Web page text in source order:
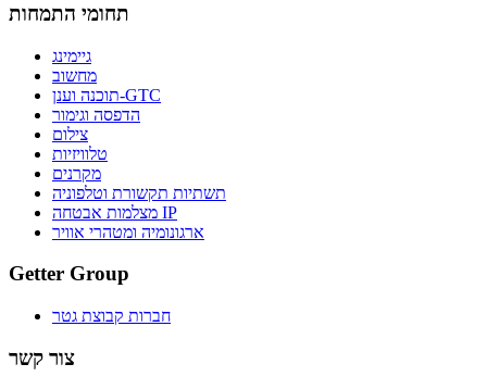
תחומי התמחות
גיימינג
מחשוב
תוכנה וענן-GTC
הדפסה וגימור
צילום
טלוויזיות
מקרנים
תשתיות תקשורת וטלפוניה
מצלמות אבטחה IP
ארגונומיה ומטהרי אוויר
Getter Group
חברות קבוצת גטר
צור קשר